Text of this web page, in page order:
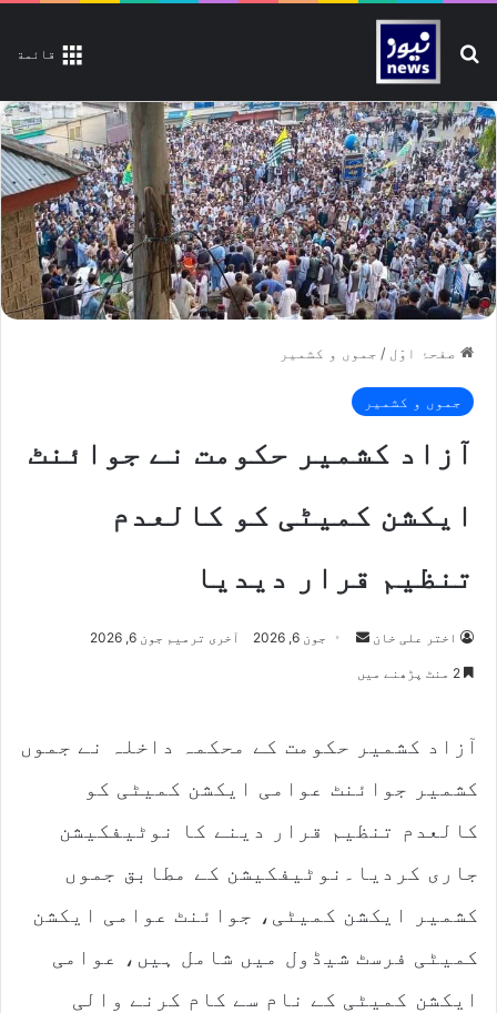
قائمة تلاش کیجیے
صفحۂ اوّل / جموں و کشمیر
جموں و کشمیر
آزاد کشمیر حکومت نے جوائنٹ
ایکشن کمیٹی کو کالعدم
تنظیم قرار دیدیا
اختر علی خان
Send جون 6, 2026 آخری ترمیم جون 6, 2026
آزاد کشمیر حکومت کے محکمہ داخلہ نے جموں
کشمیر جوائنٹ عوامی ایکشن کمیٹی کو
کالعدم تنظیم قرار دینے کا نوٹیفکیشن
جاری کردیا۔نوٹیفکیشن کے مطابق جموں
کشمیر ایکشن کمیٹی، جوائنٹ عوامی ایکشن
کمیٹی فرسٹ شیڈول میں شامل ہیں، عوامی
ایکشن کمیٹی کے نام سے کام کرنے والی